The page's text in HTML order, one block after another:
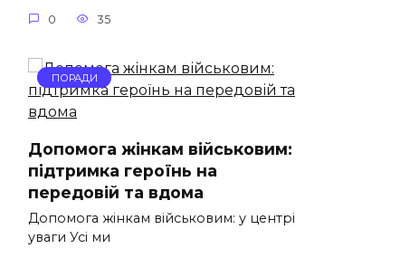
0 35
ПОРАДИ
Допомога жінкам військовим:
підтримка героїнь на
передовій та вдома
Допомога жінкам військовим: у центрі
уваги Усі ми